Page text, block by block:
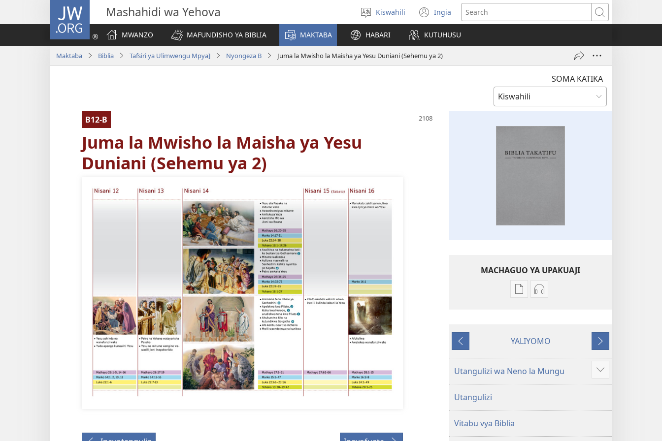
JW.ORG Mashahidi wa Yehova
Chagua
lugha
Kiswahili Ingia
(opens
new
window)
Search
MWANZO
MAFUNDISHO YA BIBLIA MAKTABA HABARI KUTUHUSU
Maktaba Biblia Tafsiri ya Ulimwengu Mpya] Nyongeza B Juma la Mwisho la Maisha ya Yesu Duniani (Sehemu ya 2)
SOMA KATIKA
B12-B
Juma la Mwisho la Maisha ya Yesu
Duniani (Sehemu ya 2)
MACHAGUO YA UPAKUAJI
Mbinu
ya
Biblia
Takatifu
ya
Mpya
Mbinu
za
Biblia
Takatifu
ya
Mpya
Inayotangulia
YALIYOMO
Inayofuata
Utangulizi wa Neno la Mungu
Onyesha
zaidi
Utangulizi
Vitabu vya Biblia